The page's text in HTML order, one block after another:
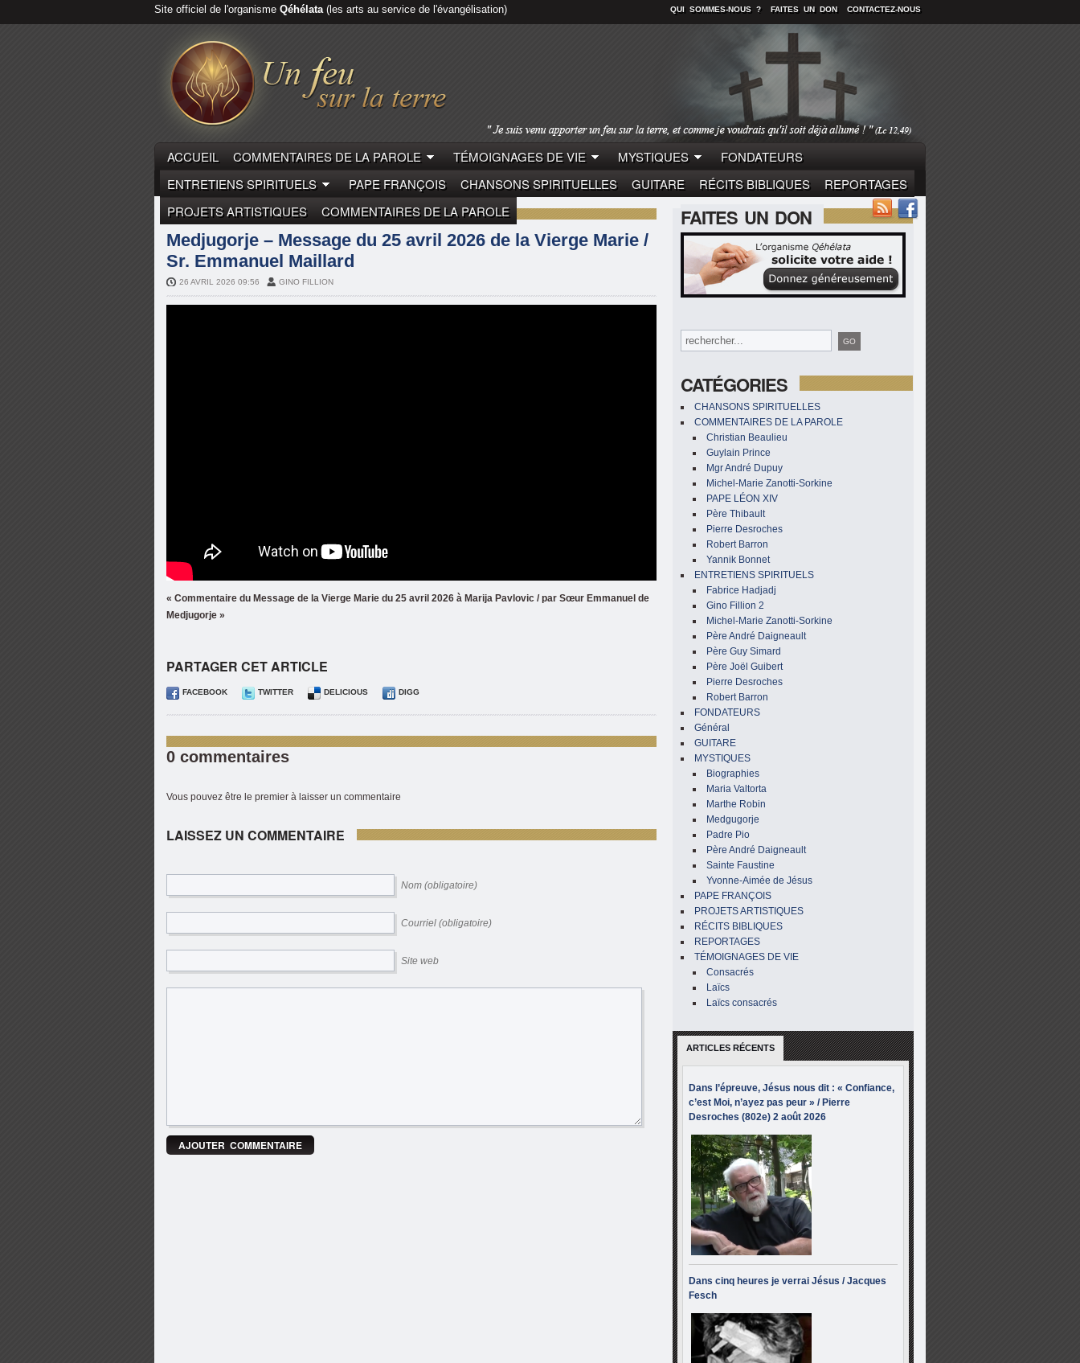
Site officiel de l'organisme Qéhélata(les arts au service de l'évangélisation) QUI SOMMES-NOUS ? FAITES UN DON CONTACTEZ-NOUS
ACCUEIL COMMENTAIRES DE LA PAROLE TÉMOIGNAGES DE VIE MYSTIQUES
FONDATEURS
ENTRETIENS SPIRITUELS
PAPE FRANÇOIS CHANSONS SPIRITUELLES GUITARE RÉCITS BIBLIQUES
REPORTAGES
PROJETS ARTISTIQUES
COMMENTAIRES DE LA PAROLE FAITES UN DON
CATÉGORIES
CHANSONS SPIRITUELLES
COMMENTAIRES DE LA PAROLE
Christian Beaulieu
Guylain Prince
Mgr André Dupuy
Michel-Marie Zanotti-Sorkine
PAPE LÉON XIV
Père Thibault
Pierre Desroches
Robert Barron
Yannik Bonnet
ENTRETIENS SPIRITUELS
Fabrice Hadjadj
Gino Fillion 2
Michel-Marie Zanotti-Sorkine
Père André Daigneault
Père Guy Simard
Père Joël Guibert
Pierre Desroches
Robert Barron
FONDATEURS
Général
GUITARE
MYSTIQUES
Biographies
Maria Valtorta
Marthe Robin
Medgugorje
Padre Pio
Père André Daigneault
Sainte Faustine
Yvonne-Aimée de Jésus
PAPE FRANÇOIS
PROJETS ARTISTIQUES
RÉCITS BIBLIQUES
REPORTAGES
TÉMOIGNAGES DE VIE
Consacrés
Laïcs
Laïcs consacrés
ARTICLES RÉCENTS
Dans l’épreuve, Jésus nous dit : « Confiance,
c’est Moi, n’ayez pas peur » / Pierre
Desroches (802e) 2 août 2026
Dans cinq heures je verrai Jésus / Jacques
Fesch
MEDGUGORJE MYSTIQUES
Medjugorje – Message du 25 avril 2026 de la Vierge Marie /
Sr. Emmanuel Maillard
26 AVRIL 2026 09:56 GINO FILLION
« Commentaire du Message de la Vierge Marie du 25 avril 2026 à Marija Pavlovic / par Sœur Emmanuel de
Medjugorje »
PARTAGER CET ARTICLE
FACEBOOK TWITTER DELICIOUS DIGG
0 commentaires
Vous pouvez être le premier à laisser un commentaire
LAISSEZ UN COMMENTAIRE
Nom (obligatoire)
Courriel (obligatoire)
Site web